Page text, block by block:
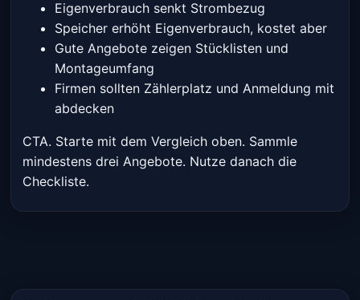
Eigenverbrauch senkt Strombezug
Speicher erhöht Eigenverbrauch, kostet aber
Gute Angebote zeigen Stücklisten und
Montageumfang
Firmen sollten Zählerplatz und Anmeldung mit
abdecken
CTA. Starte mit dem Vergleich oben. Sammle
mindestens drei Angebote. Nutze danach die
Checkliste.